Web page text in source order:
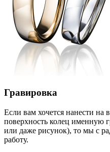
Гравировка
Если вам хочется нанести
поверхность колец именную
или даже рисунок), то мы с
работу.